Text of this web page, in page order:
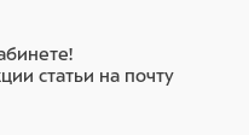
статьи на почту